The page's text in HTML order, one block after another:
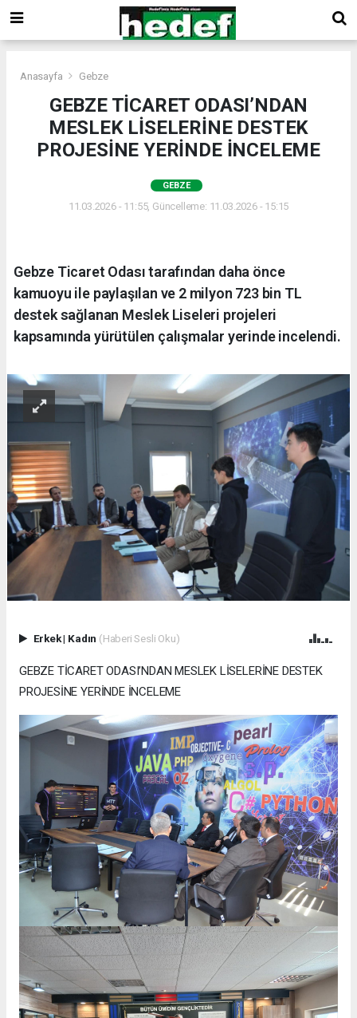
Anasayfa Gebze
GEBZE TİCARET ODASI’NDAN
MESLEK LİSELERİNE DESTEK
PROJESİNE YERİNDE İNCELEME
GEBZE
11.03.2026 - 11:55, Güncelleme: 11.03.2026 - 15:15
Gebze Ticaret Odası tarafından daha önce
kamuoyu ile paylaşılan ve 2 milyon 723 bin TL
destek sağlanan Meslek Liseleri projeleri
kapsamında yürütülen çalışmalar yerinde incelendi.
Erkek| Kadın (Haberi Sesli Oku)
GEBZE TİCARET ODASI’NDAN MESLEK LİSELERİNE DESTEK
PROJESİNE YERİNDE İNCELEME